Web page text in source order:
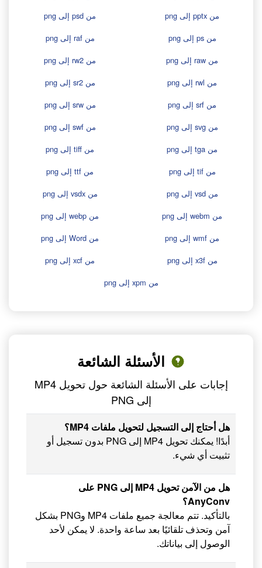
من pptx إلى png
من psd إلى png
من ps إلى png
من raf إلى png
من raw إلى png
من rw2 إلى png
من rwl إلى png
من sr2 إلى png
من srf إلى png
من srw إلى png
من svg إلى png
من swf إلى png
من tga إلى png
من tiff إلى png
من tif إلى png
من ttf إلى png
من vsd إلى png
من vsdx إلى png
من webm إلى png
من webp إلى png
من wmf إلى png
من Word إلى png
من x3f إلى png
من xcf إلى png
من xpm إلى png
الأسئلة الشائعة
إجابات على الأسئلة الشائعة حول تحويل MP4
إلى PNG
هل أحتاج إلى التسجيل لتحويل ملفات MP4؟
أبدًا! يمكنك تحويل MP4 إلى PNG بدون تسجيل أو
تثبيت أي شيء.
هل من الآمن تحويل MP4 إلى PNG على
AnyConv؟
بالتأكيد. تتم معالجة جميع ملفات MP4 وPNG بشكل
آمن وتحذف تلقائيًا بعد ساعة واحدة. لا يمكن لأحد
الوصول إلى بياناتك.